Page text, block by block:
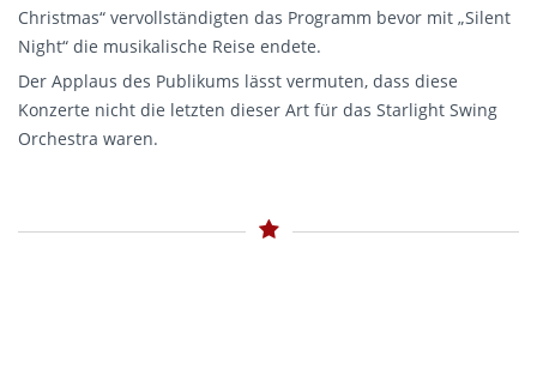
Christmas“ vervollständigten das Programm bevor mit „Silent
Night“ die musikalische Reise endete.
Der Applaus des Publikums lässt vermuten, dass diese
Konzerte nicht die letzten dieser Art für das Starlight Swing
Orchestra waren.